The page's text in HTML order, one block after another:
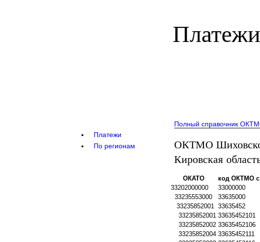
Платежи
По регионам
Полный справочник
ОКТМО
Кировская
ОКАТО код ОКТМО с
33202000000
33000000
33235553000
33635000
33235852001 33635452
33235852001 33635452101
33235852002 33635452106
33235852004 33635452111